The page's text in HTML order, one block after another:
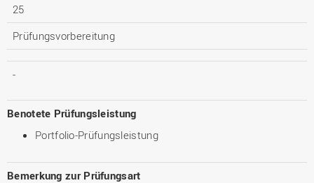
25
Prüfungsvorbereitung
-
Benotete Prüfungsleistung
Portfolio-Prüfungsleistung
Bemerkung zur Prüfungsart